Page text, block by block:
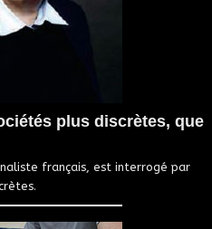
plus discrètes, que
français, est interrogé par